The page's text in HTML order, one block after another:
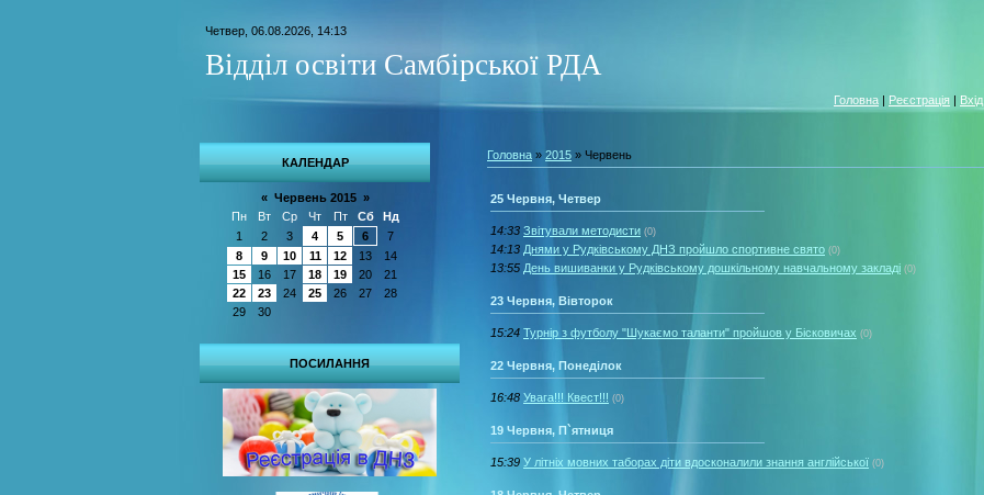
Четвер, 06.08.2026, 14:13
Відділ освіти Самбірської РДА
Головна | Реєстрація | Вхід
КАЛЕНДАР
« Червень 2015 »
Пн
Вт Ср Чт Пт Сб
Нд
1
2 3 4 5 6
7
8
9 10 11 12 13
14
15
16 17 18 19 20
21
22
23 24 25 26 27
28
29
30
ПОСИЛАННЯ
Головна » 2015 » Червень
25 Червня, Четвер
14:33 Звітували методисти (0)
14:13 Днями у Рудківському ДНЗ пройшло спортивне свято (0)
13:55 День вишиванки у Рудківському дошкільному навчальному закладі (0)
23 Червня, Вівторок
15:24 Турнір з футболу "Шукаємо таланти" пройшов у Бісковичах (0)
22 Червня, Понеділок
16:48 Увага!!! Квест!!! (0)
19 Червня, П`ятниця
15:39 У літніх мовних таборах діти вдосконалили знання англійської (0)